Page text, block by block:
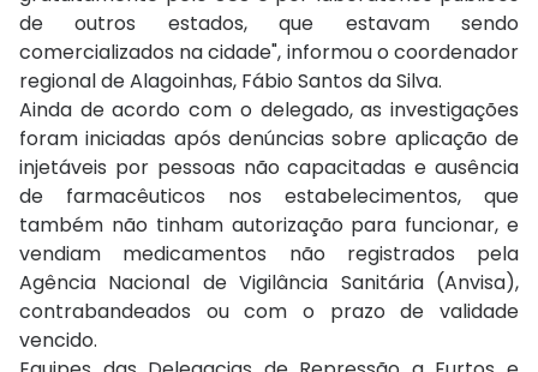
de outros estados, que estavam sendo
comercializados na cidade", informou o coordenador
regional de Alagoinhas, Fábio Santos da Silva.
Ainda de acordo com o delegado, as investigações
foram iniciadas após denúncias sobre aplicação de
injetáveis por pessoas não capacitadas e ausência
de farmacêuticos nos estabelecimentos, que
também não tinham autorização para funcionar, e
vendiam medicamentos não registrados pela
Agência Nacional de Vigilância Sanitária (Anvisa),
contrabandeados ou com o prazo de validade
vencido.